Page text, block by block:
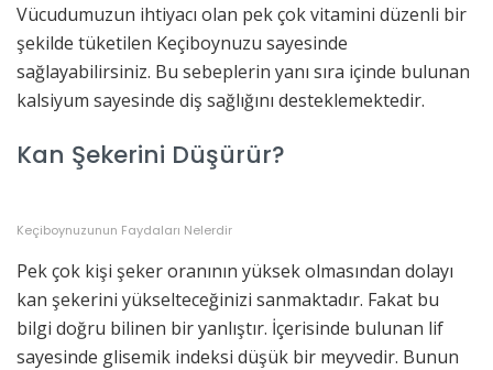
Vücudumuzun ihtiyacı olan pek çok vitamini düzenli bir
şekilde tüketilen Keçiboynuzu sayesinde
sağlayabilirsiniz. Bu sebeplerin yanı sıra içinde bulunan
kalsiyum sayesinde diş sağlığını desteklemektedir.
Kan Şekerini Düşürür?
Keçiboynuzunun Faydaları Nelerdir
Pek çok kişi şeker oranının yüksek olmasından dolayı
kan şekerini yükselteceğinizi sanmaktadır. Fakat bu
bilgi doğru bilinen bir yanlıştır. İçerisinde bulunan lif
sayesinde glisemik indeksi düşük bir meyvedir. Bunun